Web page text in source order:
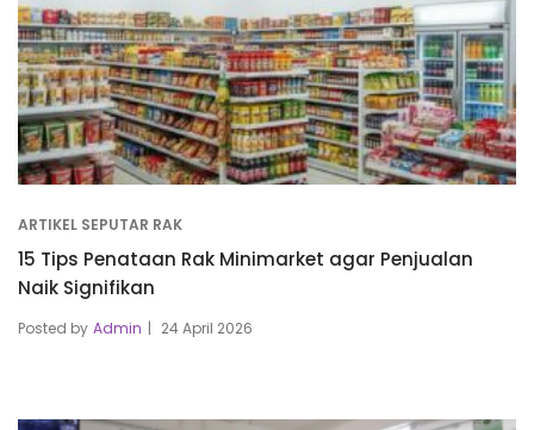
ARTIKEL SEPUTAR RAK
15 Tips Penataan Rak Minimarket agar Penjualan
Naik Signifikan
Posted by Admin 24 April 2026